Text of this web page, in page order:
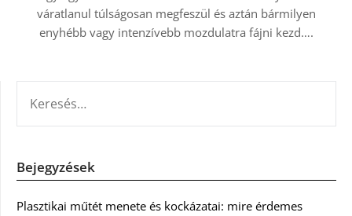
váratlanul túlságosan megfeszül és aztán bármilyen
enyhébb vagy intenzívebb mozdulatra fájni kezd….
Bejegyzések
Plasztikai műtét menete és kockázatai: mire érdemes